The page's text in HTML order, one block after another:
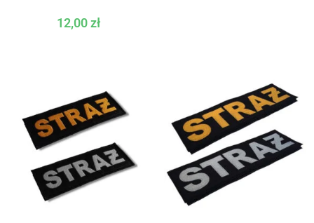
12,00zł